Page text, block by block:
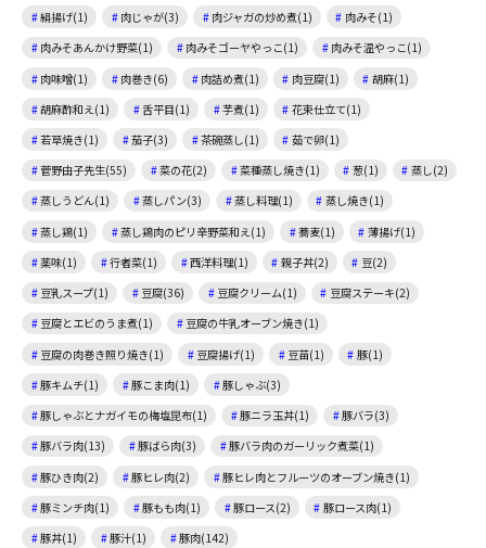
絹揚げ(1)
肉じゃが(3) 肉ジャガの炒め煮(1)
肉みそ(1)
肉みそあんかけ野菜(1)
肉みそゴーヤやっこ(1)
肉みそ温やっこ(1)
肉味噌(1)
肉巻き(6) 肉詰め煮(1) 肉豆腐(1)
胡麻(1)
胡麻酢和え(1)
舌平目(1) 芋煮(1)
花束仕立て(1)
若草焼き(1)
茄子(3) 茶碗蒸し(1)
茹で卵(1)
菅野由子先生(55)
菜の花(2) 菜種蒸し焼き(1) 葱(1)
蒸し(2)
蒸しうどん(1)
蒸しパン(3) 蒸し料理(1)
蒸し焼き(1)
蒸し鶏(1)
蒸し鶏肉のピリ辛野菜和え(1) 蕎麦(1)
薄揚げ(1)
薬味(1)
行者菜(1) 西洋料理(1) 親子丼(2)
豆(2)
豆乳スープ(1)
豆腐(36) 豆腐クリーム(1)
豆腐ステーキ(2)
豆腐とエビのうま煮(1)
豆腐の牛乳オーブン焼き(1)
豆腐の肉巻き照り焼き(1)
豆腐揚げ(1) 豆苗(1)
豚(1)
豚キムチ(1)
豚こま肉(1)
豚しゃぶ(3)
豚しゃぶとナガイモの梅塩昆布(1)
豚ニラ玉丼(1)
豚バラ(3)
豚バラ肉(13)
豚ばら肉(3)
豚バラ肉のガーリック煮菜(1)
豚ひき肉(2)
豚ヒレ肉(2)
豚ヒレ肉とフルーツのオーブン焼き(1)
豚ミンチ肉(1)
豚もも肉(1) 豚ロース(2)
豚ロース肉(1)
豚丼(1)
豚汁(1)
豚肉(142)